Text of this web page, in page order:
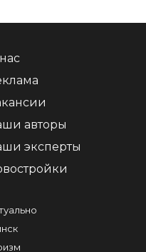
авторы
эксперты